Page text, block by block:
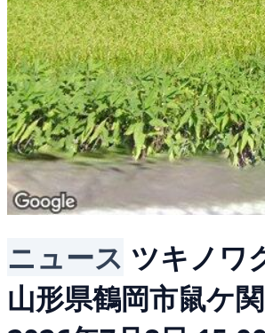
ニュース ツキノワ
山形県鶴岡市鼠ケ関